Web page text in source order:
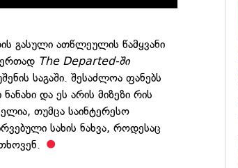
გასული ათწლეულის წამყვანი
ერთად The Departed-ში
საგაში. შესაძლოა ფანებს
და ეს არის მიზეზი რის
თუმცა საინტერესო
სახის ნახვა, როდესაც